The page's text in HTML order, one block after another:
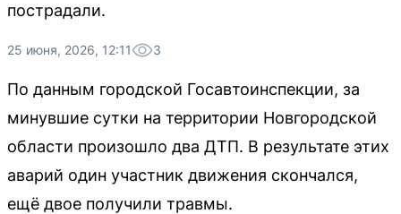
пострадали.
25 июня, 2026, 12:11 3
По данным городской Госавтоинспекции, за
минувшие сутки на территории Новгородской
области произошло два ДТП. В результате этих
аварий один участник движения скончался,
ещё двое получили травмы.